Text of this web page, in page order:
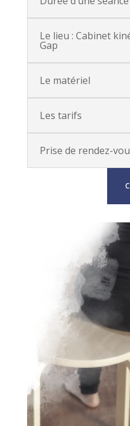
Le lieu : Cabinet
Gap
Le matériel
Les tarifs
Prise de rendez-